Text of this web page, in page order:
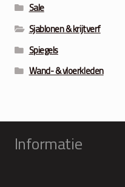
Sale
Sjablonen & krijtverf
Spiegels
Wand- & vloerkleden
Informatie